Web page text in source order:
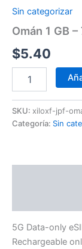
Sin categorizar
Omán 1 GB –
$5.40
SKU: xiloxf-jpf-
Categoría: Sin
5G Data-only
Rechargeable